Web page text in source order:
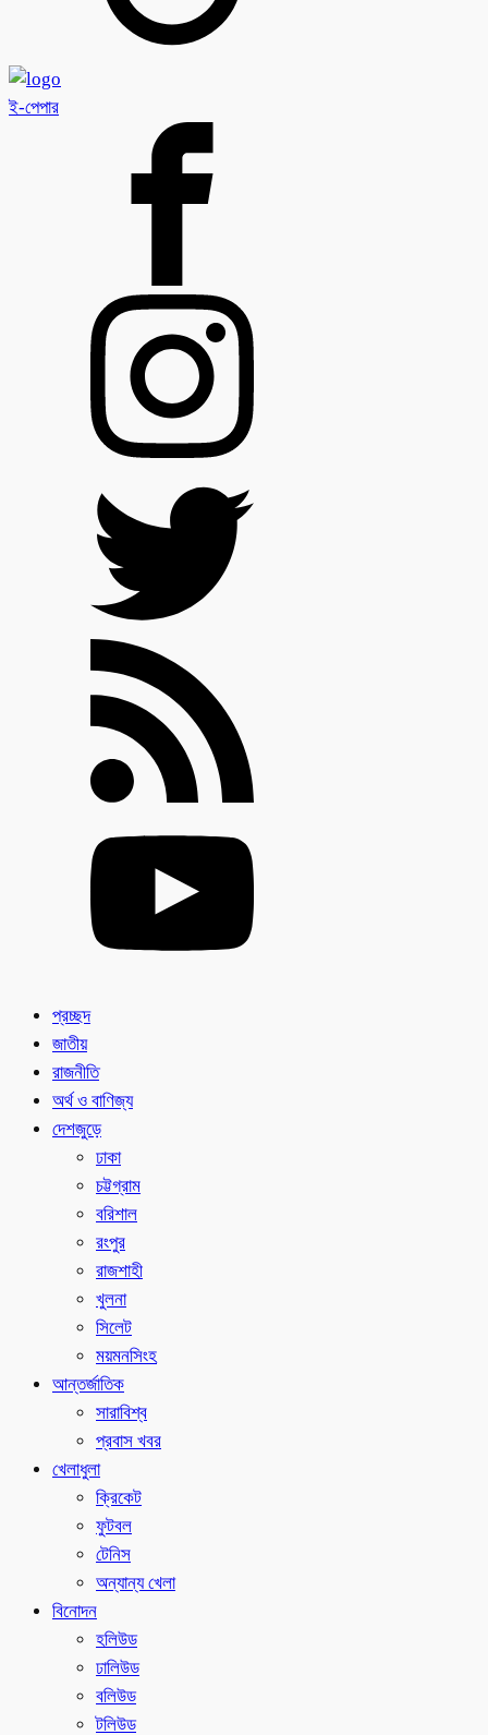
ই-পেপার
প্রচ্ছদ
জাতীয়
রাজনীতি
অর্থ ও বাণিজ্য
দেশজুড়ে
ঢাকা
চট্টগ্রাম
বরিশাল
রংপুর
রাজশাহী
খুলনা
সিলেট
ময়মনসিংহ
আন্তর্জাতিক
সারাবিশ্ব
প্রবাস খবর
খেলাধুলা
ক্রিকেট
ফুটবল
টেনিস
অন্যান্য খেলা
বিনোদন
হলিউড
ঢালিউড
বলিউড
টলিউড